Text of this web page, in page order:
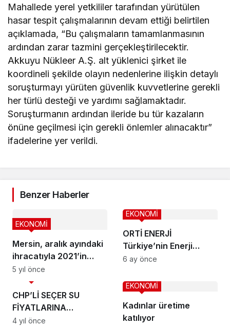
Mahallede yerel yetkililer tarafından yürütülen
hasar tespit çalışmalarının devam ettiği belirtilen
açıklamada, “Bu çalışmaların tamamlanmasının
ardından zarar tazmini gerçekleştirilecektir.
Akkuyu Nükleer A.Ş. alt yüklenici şirket ile
koordineli şekilde olayın nedenlerine ilişkin detaylı
soruşturmayı yürüten güvenlik kuvvetlerine gerekli
her türlü desteği ve yardımı sağlamaktadır.
Soruşturmanın ardından ileride bu tür kazaların
önüne geçilmesi için gerekli önlemler alınacaktır”
ifadelerine yer verildi.
Benzer Haberler
Mersin, aralık ayındaki
ihracatıyla 2021’in
rekorunu kırdı
EKONOMİ
5 yıl önce
ORTİ ENERJİ
Türkiye’nin Enerji
Gücüne Güç Katıyor
EKONOMİ
6 ay önce
CHP’Lİ SEÇER SU
FİYATLARINA
BİNDİRMEK İSTEDİ,
EKONOMİ
4 yıl önce
Kadınlar üretime
katılıyor
EKONOMİ